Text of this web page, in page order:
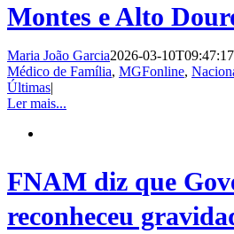
Montes e Alto
Maria João Garcia2026-03-
Médico de Família, MGFonline,
Últimas|
Ler mais...
FNAM diz que
reconheceu